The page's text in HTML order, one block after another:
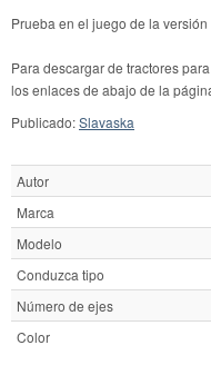
Prueba en el juego de la versión
Para descargar de tractores
los enlaces de abajo de la
Publicado:Slavaska
Autor
Marca
Modelo
Conduzca tipo
Número de ejes
Color